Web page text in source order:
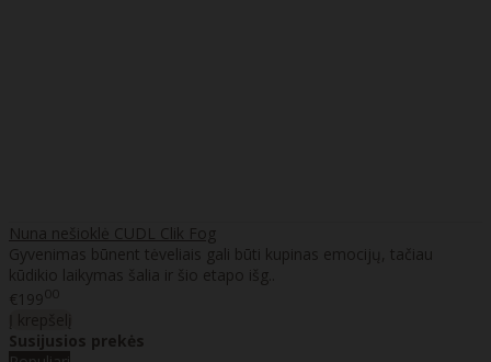
Nuna nešioklė CUDL Clik Fog
Gyvenimas būnent tėveliais gali būti kupinas emocijų, tačiau
kūdikio laikymas šalia ir šio etapo išg..
€19900
Susijusios prekės